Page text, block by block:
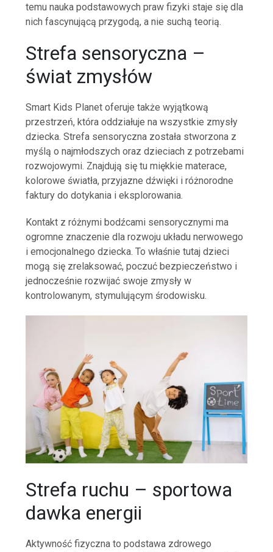
temu nauka podstawowych praw fizyki staje się dla
nich fascynującą przygodą, a nie suchą teorią.
Strefa sensoryczna –
świat zmysłów
Smart Kids Planet oferuje także wyjątkową
przestrzeń, która oddziałuje na wszystkie zmysły
dziecka. Strefa sensoryczna została stworzona z
myślą o najmłodszych oraz dzieciach z potrzebami
rozwojowymi. Znajdują się tu miękkie materace,
kolorowe światła, przyjazne dźwięki i różnorodne
faktury do dotykania i eksplorowania.
Kontakt z różnymi bodźcami sensorycznymi ma
ogromne znaczenie dla rozwoju układu nerwowego
i emocjonalnego dziecka. To właśnie tutaj dzieci
mogą się zrelaksować, poczuć bezpieczeństwo i
jednocześnie rozwijać swoje zmysły w
kontrolowanym, stymulującym środowisku.
Strefa ruchu – sportowa
dawka energii
Aktywność fizyczna to podstawa zdrowego